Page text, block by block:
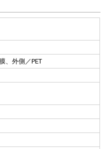
、外側／PET